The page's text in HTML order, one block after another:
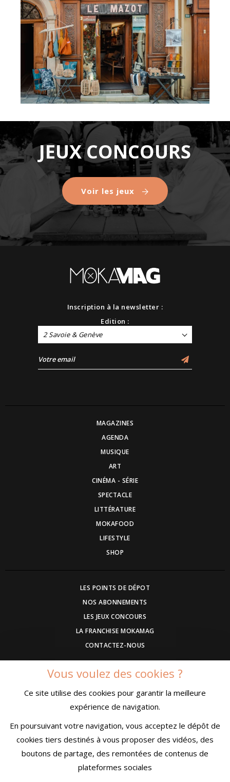
JEUX CONCOURS
Voir les jeux
Inscription à la newsletter :
Edition :
2 Savoie & Genève
MAGAZINES
AGENDA
MUSIQUE
ART
CINÉMA - SÉRIE
SPECTACLE
LITTÉRATURE
MOKAFOOD
LIFESTYLE
SHOP
LES POINTS DE DÉPOT
NOS ABONNEMENTS
LES JEUX CONCOURS
LA FRANCHISE MOKAMAG
CONTACTEZ-NOUS
DEVENEZ ANNONCEUR
COMMUNIQUEZ UN EVENEMENT
CONDITIONS GÉNÉRALES DE VENTE
MENTIONS LÉGALES
CONFIDENTIALITÉ
Vous voulez des cookies ?
Ce site utilise des cookies pour garantir la meilleure
expérience de navigation.
En poursuivant votre navigation, vous acceptez le dépôt de
cookies tiers destinés à vous proposer des vidéos, des
boutons de partage, des remontées de contenus de
plateformes sociales